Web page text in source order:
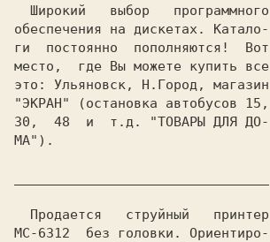
обеспечения на дискетах. Катало-
ги  постоянно  пополняются!  Вот
место,  где Вы можете купить все
это: Ульяновск, Н.Город, магазин
"ЭКРАН" (остановка автобусов 15,
30,  48  и  т.д. "ТОВАРЫ ДЛЯ ДО-
МА").
МС-6312  без головки. Ориентиро-